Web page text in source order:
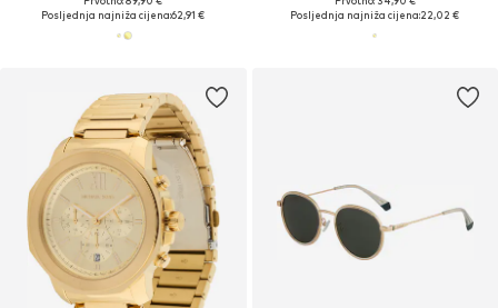
Posljednja najniža cijena:62,91 €
Posljednja najniža cijena:22,02 €